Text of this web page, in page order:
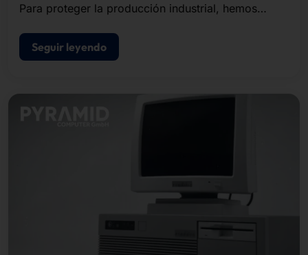
Para proteger la producción industrial, hemos
pulgadas para nuestro cliente abtis.
Seguir leyendo